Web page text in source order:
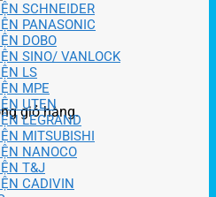
giỏ hàng.
SCHNEIDER
PANASONIC
DOBO
SINO/ VANLOCK
LS
MPE
UTEN
LEGRAND
MITSUBISHI
NANOCO
T&J
CADIVIN